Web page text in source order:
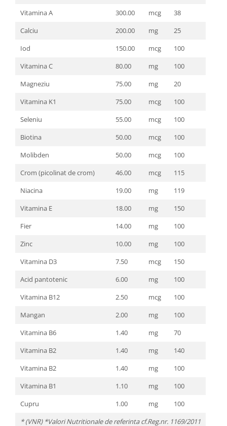
Vitamina A 300.00 mcg
38
Calciu
200.00 mg
25
Iod
150.00 mcg
100
Vitamina C
80.00 mg
100
Magneziu
75.00 mg
20
Vitamina K1
75.00 mcg
100
Seleniu
55.00 mcg
100
Biotina
50.00 mcg
100
Molibden
50.00 mcg
100
Crom (picolinat de crom)
46.00 mcg
115
Niacina
19.00 mg
119
Vitamina E
18.00 mg
150
Fier
14.00 mg
100
Zinc
10.00 mg
100
Vitamina D3
7.50 mcg
150
Acid pantotenic
6.00 mg
100
Vitamina B12
2.50 mcg
100
Mangan
2.00 mg
100
Vitamina B6
1.40 mg
70
Vitamina B2
1.40 mg
140
Vitamina B2
1.40 mg
100
Vitamina B1
1.10 mg
100
Cupru
1.00 mg
100
* (VNR) *Valori Nutritionale de referinta cf.Reg.nr. 1169/2011